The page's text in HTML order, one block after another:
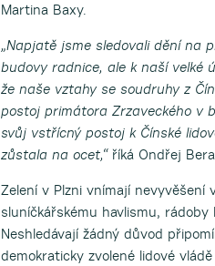
Martina Baxy.
„Napjatě jsme sledovali dění na
budovy radnice, ale k naší velké
že naše vztahy se soudruhy z
postoj primátora Zrzaveckého v
svůj vstřícný postoj k Čínské
zůstala na ocet,“ říká Ondřej
Zelení v Plzni vnímají
sluníčkářskému havlismu,
Neshledávají žádný důvod
demokraticky zvolené lidové